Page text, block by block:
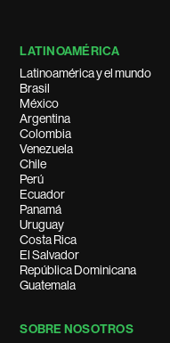
LATINOAMÉRICA
Latinoamérica y el mundo
Brasil
México
Argentina
Colombia
Venezuela
Chile
Perú
Ecuador
Panamá
Uruguay
Costa Rica
El Salvador
República Dominicana
Guatemala
SOBRE NOSOTROS